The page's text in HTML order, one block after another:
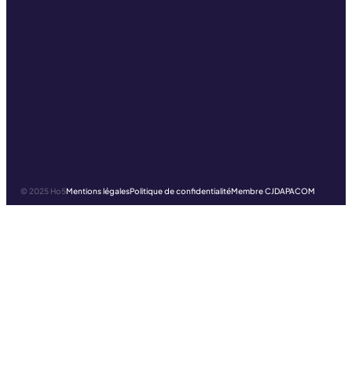
© 2025 Ho5Mentions légalesPolitique de confidentialitéMembre CJDAPACOM